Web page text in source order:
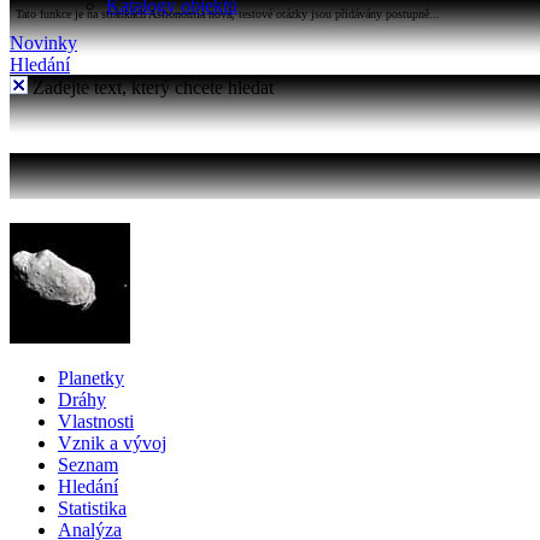
Katalogy objektů
Tato funkce je na stránkách Astronomia nová, testové otázky jsou přidávány postupně...
Novinky
Hledání
Zadejte text, který chcete hledat
Planetky
Dráhy
Vlastnosti
Vznik a vývoj
Seznam
Hledání
Statistika
Analýza